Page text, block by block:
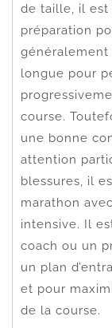
de taille, il
préparation
généralement
longue pour
course.
une bonne
attention
blessures, il
marathon
intensive. Il
coach ou un
un plan
et pour
de la course.